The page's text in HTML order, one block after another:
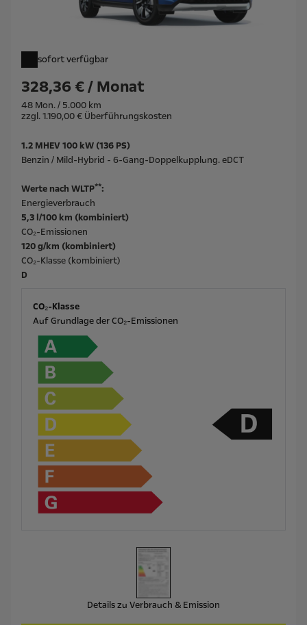
sofort verfügbar
328,36 € / Monat
48 Mon. / 5.000 km
zzgl. 1.190,00 € Überführungskosten
1.2 MHEV 100 kW (136 PS)
Benzin / Mild-Hybrid - 6-Gang-Doppelkupplung. eDCT
Werte nach WLTP**:
Energieverbrauch
5,3 l/100 km (kombiniert)
CO₂-Emissionen
120 g/km (kombiniert)
CO₂-Klasse (kombiniert)
D
CO₂-Klasse
Auf Grundlage der CO₂-Emissionen
Details zu Verbrauch & Emission